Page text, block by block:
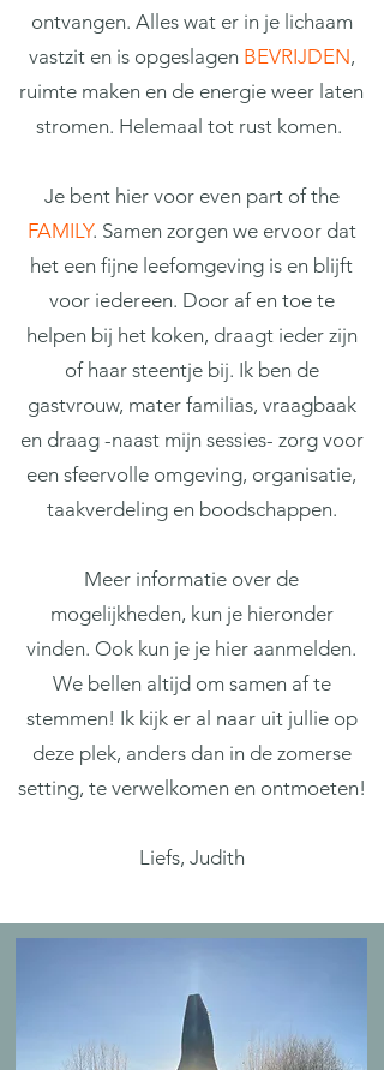
ontvangen. Alles wat er in je lichaam
vastzit en is opgeslagen BEVRIJDEN,
ruimte maken en de energie weer laten
stromen. Helemaal tot rust komen.
Je bent hier voor even part of the
FAMILY. Samen zorgen we ervoor dat
het een fijne leefomgeving is en blijft
voor iedereen. Door af en toe te
helpen bij het koken, draagt ieder zijn
of haar steentje bij. Ik ben de
gastvrouw, mater familias, vraagbaak
en draag -naast mijn sessies- zorg voor
een sfeervolle omgeving, organisatie,
taakverdeling en boodschappen.
Meer informatie over de
mogelijkheden, kun je hieronder
vinden. Ook kun je je hier aanmelden.
We bellen altijd om samen af te
stemmen! Ik kijk er al naar uit jullie op
deze plek, anders dan in de zomerse
setting, te verwelkomen en ontmoeten!
Liefs, Judith